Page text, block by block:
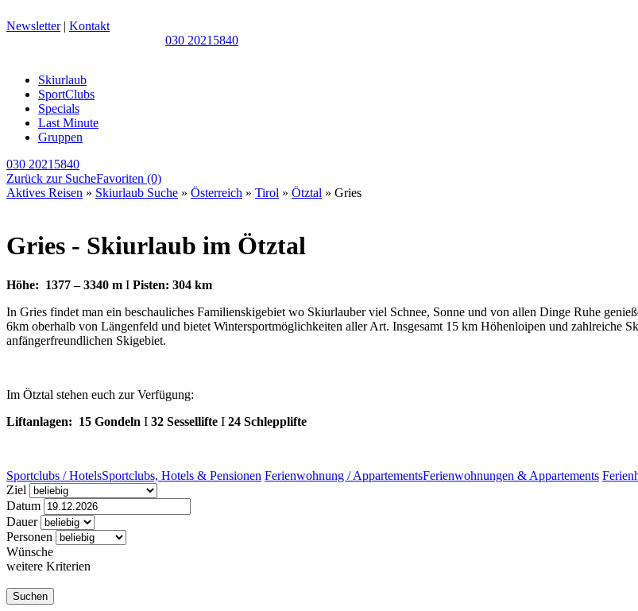
Newsletter| Kontakt
030 20215840
Skiurlaub
SportClubs
Specials
Last Minute
Gruppen
030 20215840
Zurück zur SucheFavoriten (0)
Aktives Reisen » Skiurlaub Suche » Österreich » Tirol » Ötztal » Gries
Gries - Skiurlaub im Ötztal
Höhe: 1377 – 3340 m I Pisten: 304 km
In Gries findet man ein beschauliches Familienskigebiet wo Skiurlauber viel Schnee, Sonne und von allen Dinge Ruhe
6km oberhalb von Längenfeld und bietet Wintersportmöglichkeiten aller Art. Insgesamt 15 km Höhenloipen und zahlreiche
anfängerfreundlichen Skigebiet.
Im Ötztal stehen euch zur Verfügung:
Liftanlagen: 15 Gondeln I 32 Sessellifte I 24 Schlepplifte
Sportclubs / HotelsSportclubs, Hotels & Pensionen Ferienwohnung / AppartementsFerienwohnungen & Appartements
Ziel
Datum
Dauer
Personen
Wünsche
weitere Kriterien